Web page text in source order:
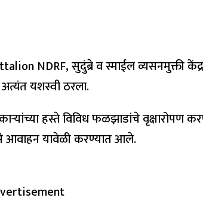
NDRF, सुदुंब्रे व स्माईल व्यसनमुक्ती
यशस्वी ठरला.
हस्ते विविध फळझाडांचे वृक्षारोपण
आवाहन यावेळी करण्यात आले.